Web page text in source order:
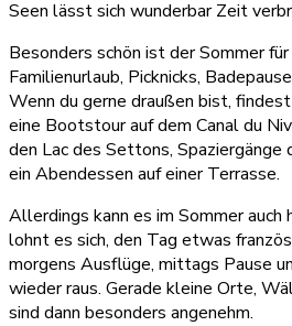
Seen lässt sich wunderbar Zeit
Besonders schön ist der Sommer
Familienurlaub, Picknicks,
Wenn du gerne draußen bist,
eine Bootstour auf dem Canal du
den Lac des Settons, Spaziergänge
ein Abendessen auf einer Terrasse.
Allerdings kann es im Sommer auch
lohnt es sich, den Tag etwas
morgens Ausflüge, mittags Pause
wieder raus. Gerade kleine Orte,
sind dann besonders angenehm.